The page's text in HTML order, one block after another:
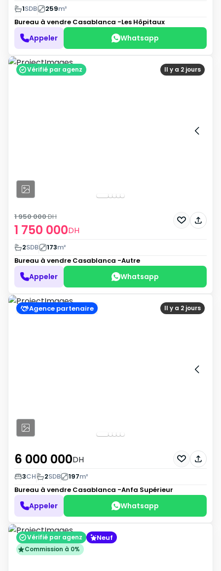
1SDB 259m²
Bureau à vendre Casablanca -Les Hôpitaux
Appeler Whatsapp
Il y a 2 jours
Vérifié par agenz
1 750 000DH
1 950 000DH
2SDB 173m²
Bureau à vendre Casablanca -Autre
Appeler Whatsapp
Il y a 2 jours
Agence partenaire
6 000 000DH
3CH 2SDB 197m²
Bureau à vendre Casablanca -Anfa Supérieur
Appeler Whatsapp
Vérifié par agenz Neuf
Commission à 0%